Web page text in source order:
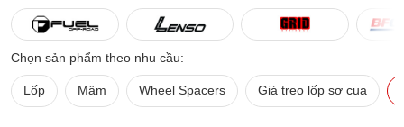
Chọn sản phẩm theo nhu cầu:
Lốp Mâm Wheel Spacers Giá treo lốp sơ cua